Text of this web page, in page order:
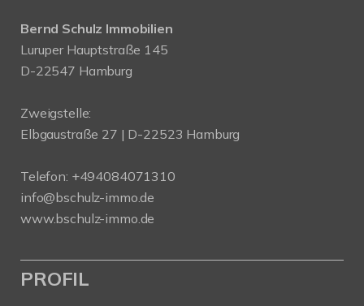
Bernd Schulz Immobilien
Luruper Hauptstraße 145
D-22547 Hamburg
Zweigstelle:
Elbgaustraße 27 | D-22523 Hamburg
Telefon: +494084071310
info@bschulz-immo.de
www.bschulz-immo.de
PROFIL